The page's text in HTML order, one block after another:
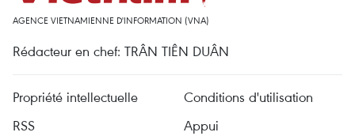
AGENCE VIETNAMIENNE D'INFORMATION (VNA)
Rédacteur en chef: TRÂN TIÊN DUÂN
Propriété intellectuelle
Conditions d'utilisation
RSS
Appui